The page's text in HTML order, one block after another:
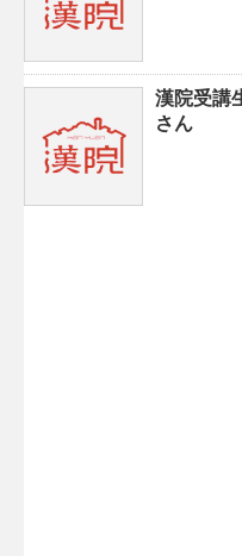
漢院受
さん